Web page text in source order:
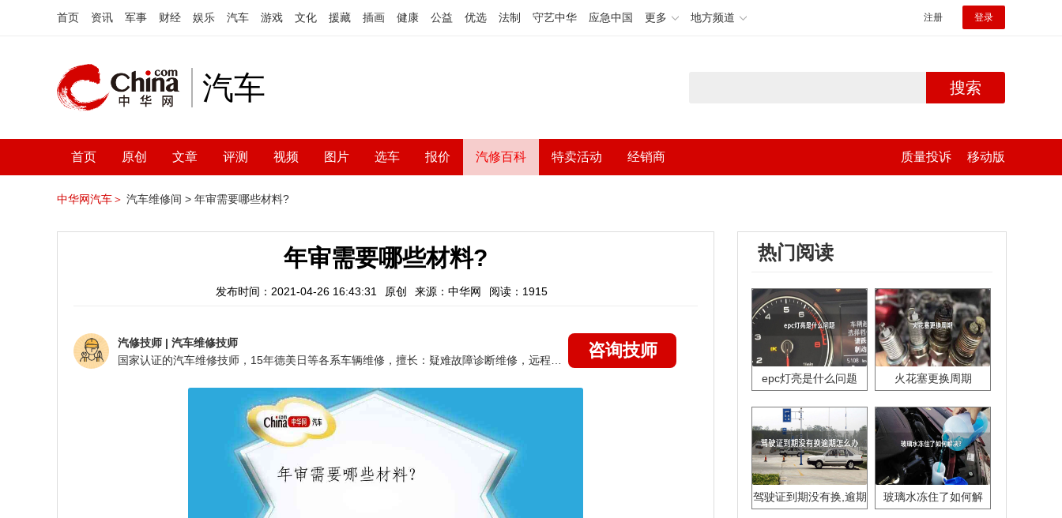
首页 资讯 军事 财经 娱乐 汽车 游戏 文化 援藏 插画 健康 公益 优选 法制 守艺中华 应急中国 更多 地方频道 注册 登录
汽车 搜索
首页 原创 文章 评测 视频 图片 选车 报价 汽修百科 特卖活动 经销商 质量投诉 移动版
中华网汽车＞ 汽车维修间 > 年审需要哪些材料?
年审需要哪些材料?
发布时间：2021-04-26 16:43:31 原创 来源：中华网 阅读：1915
汽修技师 | 汽车维修技师
咨询技师
热门阅读
epc灯亮是什么问题 火花塞更换周期
驾驶证到期没有换,逾期
玻璃水冻住了如何解